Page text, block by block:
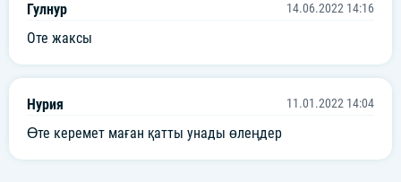
Гулнур 14.06.2022 14:16
Оте жаксы
Нурия 11.01.2022 14:04
Өте керемет маған қатты унады өлеңдер